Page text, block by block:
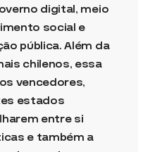
digital, meio
social e
pública. Além da
chilenos, essa
vencedores,
estados
entre si
e também a